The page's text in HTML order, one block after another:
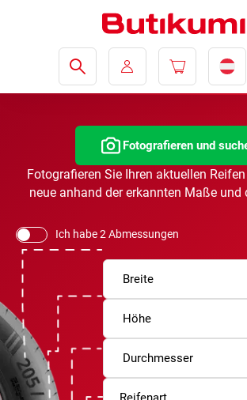
Fotografieren und
Fotografieren Sie Ihren aktuellen
neue anhand der erkannten Maße und
Ich habe 2 Abmessungen
Breite
Höhe
Durchmesser